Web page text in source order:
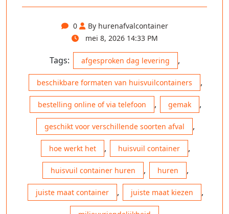
0
By hurenafvalcontainer
mei 8, 2026 14:33 PM
Tags: afgesproken dag levering ,
beschikbare formaten van huisvuilcontainers ,
bestelling online of via telefoon , gemak ,
geschikt voor verschillende soorten afval ,
hoe werkt het , huisvuil container ,
huisvuil container huren , huren ,
juiste maat container , juiste maat kiezen ,